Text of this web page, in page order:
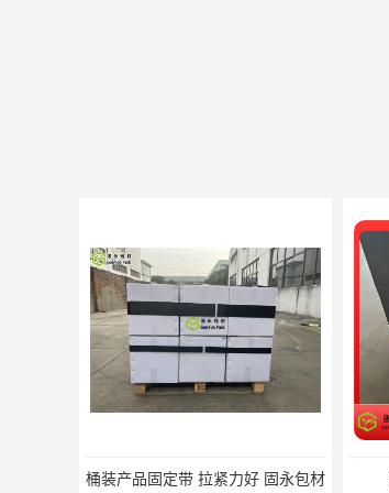
桶装产品固定带 拉紧力好 固永包材